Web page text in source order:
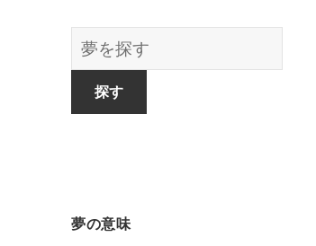
夢
の
夢の意味